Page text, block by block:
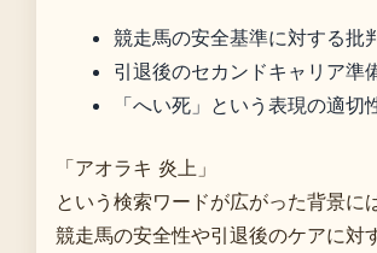
競走馬の安全基準に対する批
引退後のセカンドキャリア準
「へい死」という表現の適切
「アオラキ 炎上」
という検索ワードが広がった背景に
競走馬の安全性や引退後のケアに対